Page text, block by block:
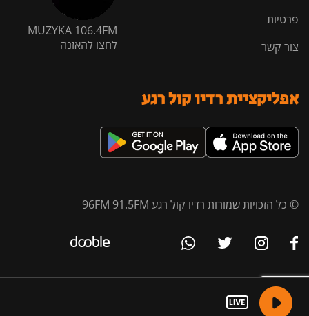
פרטיות
צור קשר
MUZYKA 106.4FM
לחצו להאזנה
אפליקציית רדיו קול רגע
© כל הזכויות שמורות רדיו קול רגע 96FM 91.5FM